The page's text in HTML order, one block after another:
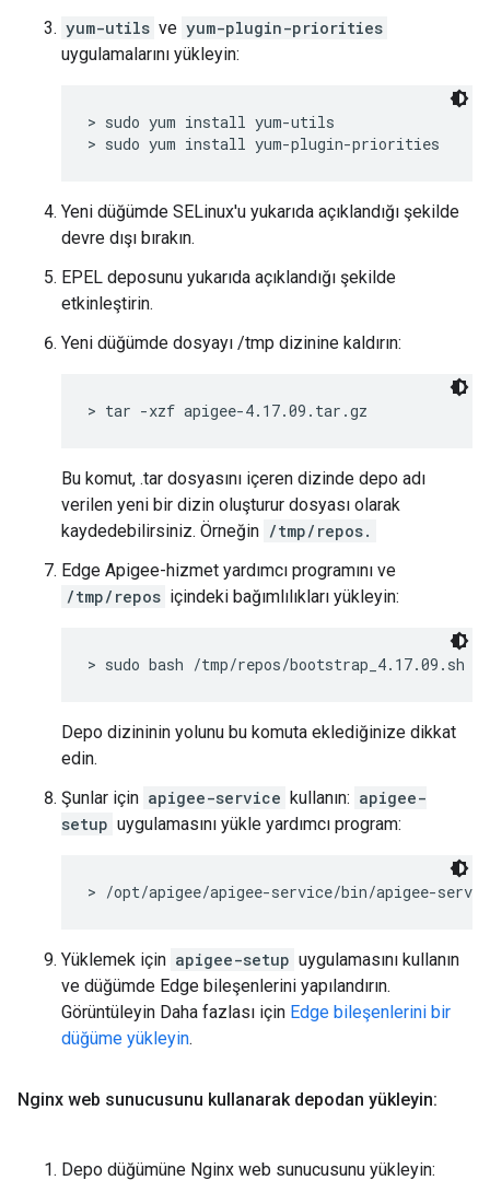
yum-utils ve yum-plugin-priorities
uygulamalarını yükleyin:
> sudo yum install yum-utils
> sudo yum install yum-plugin-priorities
Yeni düğümde SELinux'u yukarıda açıklandığı şekilde
devre dışı bırakın.
EPEL deposunu yukarıda açıklandığı şekilde
etkinleştirin.
Yeni düğümde dosyayı /tmp dizinine kaldırın:
> tar -xzf apigee-4.17.09.tar.gz
Bu komut, .tar dosyasını içeren dizinde depo adı
verilen yeni bir dizin oluşturur dosyası olarak
kaydedebilirsiniz. Örneğin /tmp/repos.
Edge Apigee-hizmet yardımcı programını ve
/tmp/repos içindeki bağımlılıkları yükleyin:
> sudo bash /tmp/repos/bootstrap_4.17.09.sh
Depo dizininin yolunu bu komuta eklediğinize dikkat
edin.
Şunlar için apigee-service kullanın: apigee-
setup uygulamasını yükle yardımcı program:
> /opt/apigee/apigee-service/bin/apigee-
Yüklemek için apigee-setup uygulamasını kullanın
ve düğümde Edge bileşenlerini yapılandırın.
Görüntüleyin Daha fazlası için Edge bileşenlerini bir
düğüme yükleyin.
Nginx web sunucusunu kullanarak depodan yükleyin:
Depo düğümüne Nginx web sunucusunu yükleyin: